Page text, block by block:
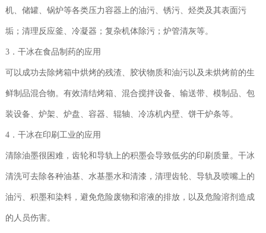
机、储罐、锅炉等各类压力容器上的油污、锈污、烃类及其表面污
垢；清理反应釜、冷凝器；复杂机体除污；炉管清灰等。
3．干冰在食品制药的应用
可以成功去除烤箱中烘烤的残渣、胶状物质和油污以及未烘烤前的生
鲜制品混合物。有效清结烤箱、混合搅拌设备、输送带、模制品、包
装设备、炉架、炉盘、容器、辊轴、冷冻机内壁、饼干炉条等。
4．干冰在印刷工业的应用
清除油墨很困难，齿轮和导轨上的积墨会导致低劣的印刷质量。干冰
清洗可去除各种油基、水基墨水和清漆，清理齿轮、导轨及喷嘴上的
油污、积墨和染料，避免危险废物和溶液的排放，以及危险溶剂造成
的人员伤害。